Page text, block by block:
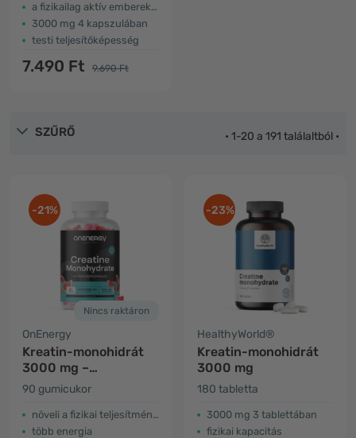
a fizikailag aktív emberek számára
3000 mg 4 kapszulában
testi teljesítőképesség
7.490 Ft 9.690 Ft
SZŰRŐ • 1-20 a 191 találaltból •
-21%
Nincs raktáron
OnEnergy
Kreatin-monohidrát
3000 mg –
görögdinnye
90 gumicukor
növeli a fizikai teljesítményt
több energia
-23%
HealthyWorld®
Kreatin-monohidrát
3000 mg
180 tabletta
3000 mg 3 tablettában
fizikai kapacitás